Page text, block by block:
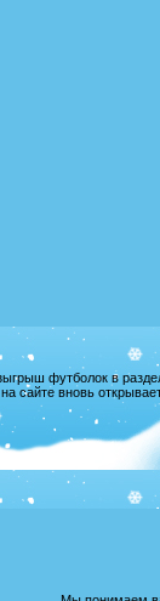
футболок в
на сайте вновь